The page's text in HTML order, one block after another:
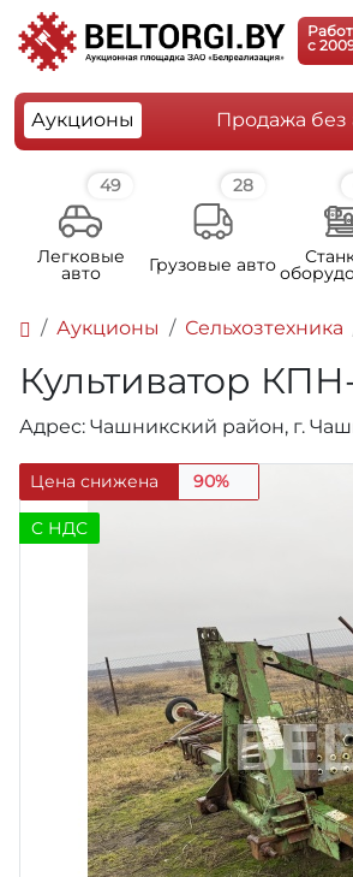
c
Аукционы Продажа без
49
Легковые
авто
28
Грузовые авто
Аукционы Сельхозтехника
Культиватор КПН-
Адрес: Чашникский район, г.
Цена снижена 90%
C НДС